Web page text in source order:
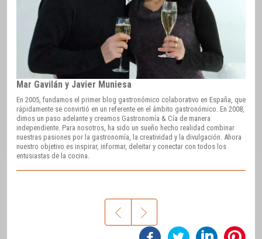
Mar Gavilán y Javier Muniesa
En 2005, fundamos el primer blog gastronómico colaborativo en España, que
rápidamente se convirtió en un referente en el ámbito gastronómico. En 2008,
dimos un paso adelante y creamos Gastronomía & Cía de manera
independiente. Para nosotros, ha sido un sueño hecho realidad combinar
nuestras pasiones por la gastronomía, la creatividad y la divulgación. Ahora
nuestro objetivo es inspirar, informar, deleitar y conectar con todos los
entusiastas de la cocina.